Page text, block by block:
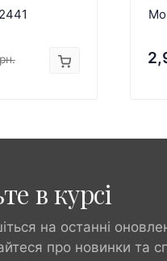
в курсі
на останні
про новинки та